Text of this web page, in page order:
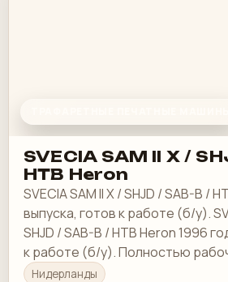
SVECIA SAM II X /
HTB Heron
SVECIA SAM II X / SHJD / SAB-B /
выпуска, готов к работе (б/у).
SHJD / SAB-B / HTB Heron 1996
к работе (б/у). Полностью
трафаретной печати Svecia с
Нидерланды